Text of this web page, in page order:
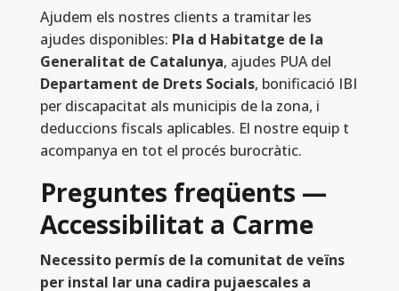
Ajudem els nostres clients a tramitar les
ajudes disponibles: Pla d Habitatge de la
Generalitat de Catalunya, ajudes PUA del
Departament de Drets Socials, bonificació IBI
per discapacitat als municipis de la zona, i
deduccions fiscals aplicables. El nostre equip t
acompanya en tot el procés burocràtic.
Preguntes freqüents —
Accessibilitat a Carme
Necessito permís de la comunitat de veïns
per instal lar una cadira pujaescales a